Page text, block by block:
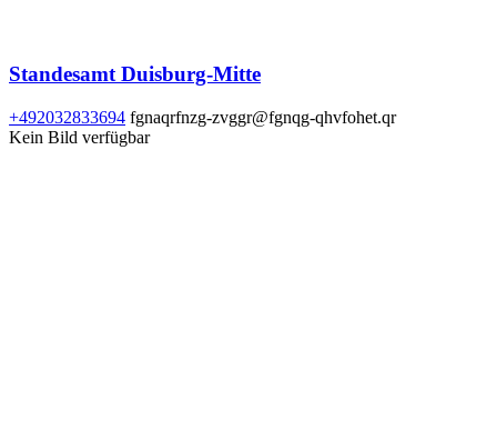
Standesamt Duisburg-Mitte
+492032833694 fgnaqrfnzg-zvggr@fgnqg-qhvfohet.qr
Kein Bild verfügbar